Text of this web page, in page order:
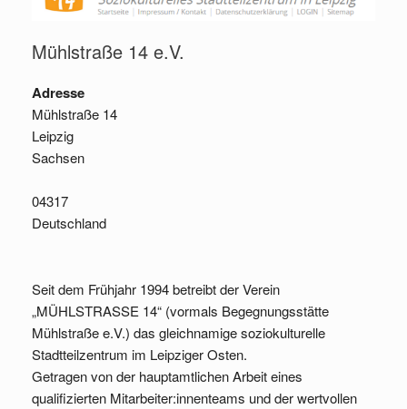
Mühlstraße 14 e.V.
Adresse
Mühlstraße 14
Leipzig
Sachsen
04317
Deutschland
Seit dem Frühjahr 1994 betreibt der Verein
„MÜHLSTRASSE 14“ (vormals Begegnungsstätte
Mühlstraße e.V.) das gleichnamige soziokulturelle
Stadtteilzentrum im Leipziger Osten.
Getragen von der hauptamtlichen Arbeit eines
qualifizierten Mitarbeiter:innenteams und der wertvollen